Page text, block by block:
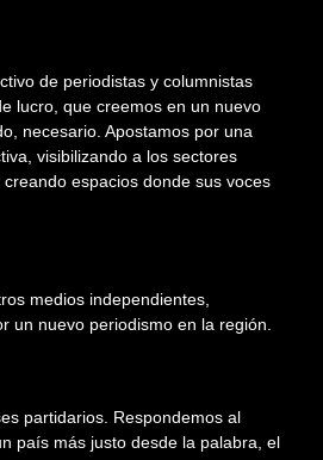
de periodistas y columnistas
lucro, que creemos en un nuevo
necesario. Apostamos por una
visibilizando a los sectores
espacios donde sus voces
medios independientes,
un nuevo periodismo en la región.
partidarios. Respondemos al
país más justo desde la palabra, el